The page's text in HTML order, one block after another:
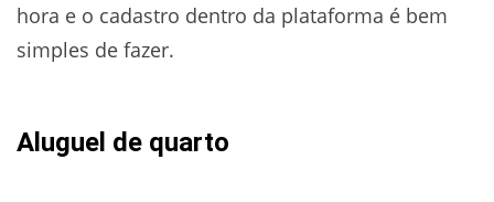
hora e o cadastro dentro da plataforma é bem
simples de fazer.
Aluguel de quarto